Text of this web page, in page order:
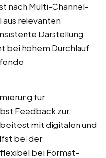
nach Multi-Channel-
aus relevanten
Darstellung
bei hohem Durchlauf.
für
Feedback zur
mit digitalen und
bei der
bei Format-